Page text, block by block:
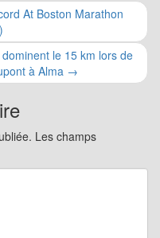
At Boston Marathon
le 15 km lors de
à Alma →
Les champs